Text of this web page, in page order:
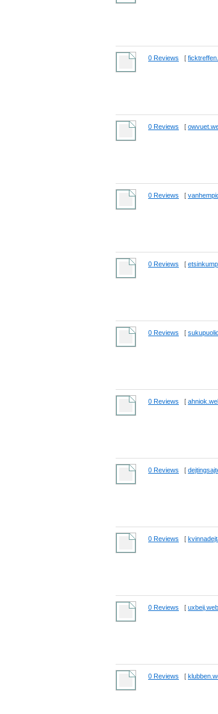
0 Reviews [
0 Reviews [
0 Reviews [
0 Reviews [
0 Reviews [
0 Reviews [
0 Reviews [
0 Reviews [
0 Reviews [
0 Reviews [